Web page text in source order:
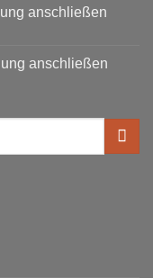
anschließen
anschließen